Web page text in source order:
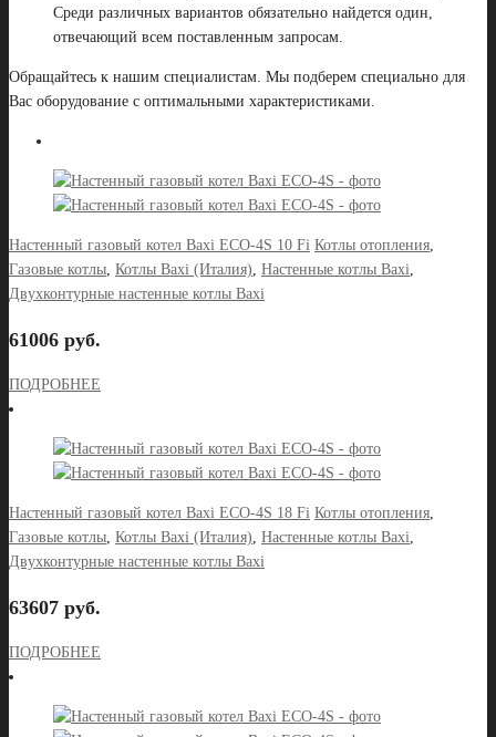
Среди различных вариантов обязательно найдется один,
отвечающий всем поставленным запросам.
Обращайтесь к нашим специалистам. Мы подберем специально для
Вас оборудование с оптимальными характеристиками.
Настенный газовый котел Baxi ECO-4S 10 Fi Котлы отопления,
Газовые котлы, Котлы Baxi (Италия), Настенные котлы Baxi,
Двухконтурные настенные котлы Baxi
61006 руб.
ПОДРОБНЕЕ
Настенный газовый котел Baxi ECO-4S 18 Fi Котлы отопления,
Газовые котлы, Котлы Baxi (Италия), Настенные котлы Baxi,
Двухконтурные настенные котлы Baxi
63607 руб.
ПОДРОБНЕЕ